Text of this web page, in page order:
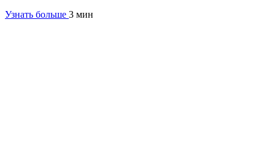
Узнать больше 3 мин